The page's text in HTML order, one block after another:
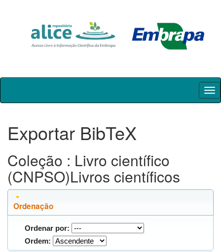
Skip
Exportar BibTeX
Coleção : Livro científico
(CNPSO)Livros científicos
Ordenação
Ordenar por:
Ordem: